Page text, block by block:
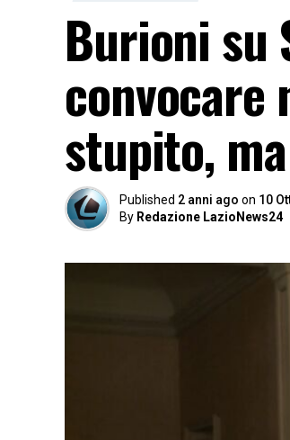
Burioni su
convocare
stupito,
Published 2 anni ago on 10
By Redazione LazioNews24